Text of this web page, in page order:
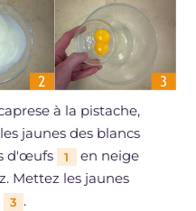
à la pistache,
jaunes des blancs
d'œufs
1
en neige
Mettez les jaunes
3 .